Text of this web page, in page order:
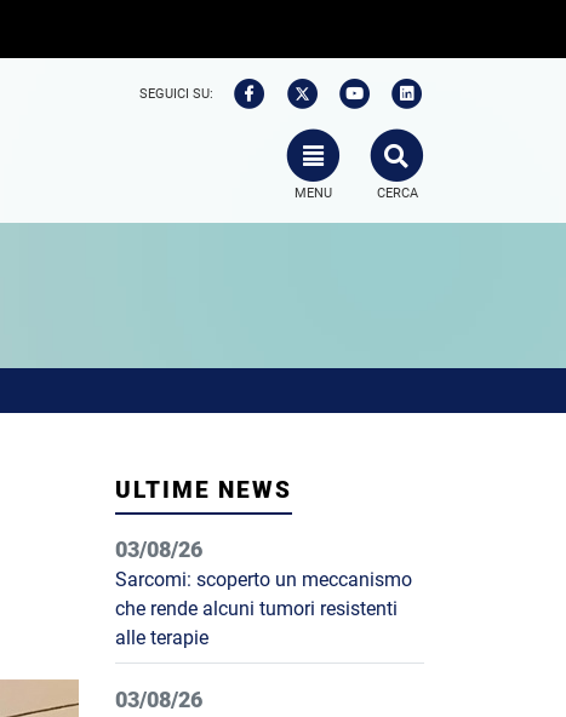
SEGUICI SU:
TOGGLE NAVIGATION
MENU
SEARCH
CERCA
ULTIME NEWS
03/08/26
Sarcomi: scoperto un meccanismo
che rende alcuni tumori resistenti
alle terapie
03/08/26